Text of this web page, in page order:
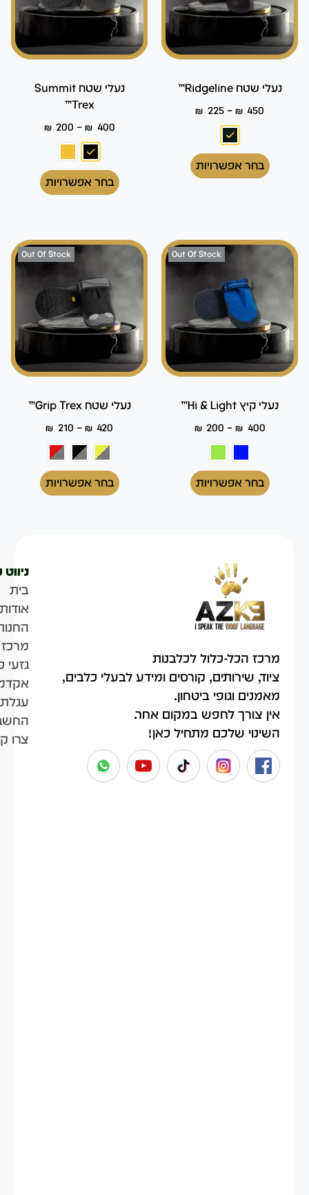
נעלי שטח Ridgeline™
₪ 225 – ₪ 450
בחר אפשרויות
נעלי שטח Summit
Trex™
₪ 200 – ₪ 400
בחר אפשרויות
Out Of Stock
נעלי קיץ Hi & Light™
₪ 200 – ₪ 400
בחר אפשרויות
Out Of Stock
נעלי שטח Grip Trex™
₪ 210 – ₪ 420
בחר אפשרויות
מרכז הכל-כלול לכלבנות
ציוד, שירותים, קורסים ומידע לבעלי כלבים,
מאמנים וגופי ביטחון.
אין צורך לחפש במקום אחר.
השינוי שלכם מתחיל כאן!
בית
אודות
גזעי
עגלת
צרו